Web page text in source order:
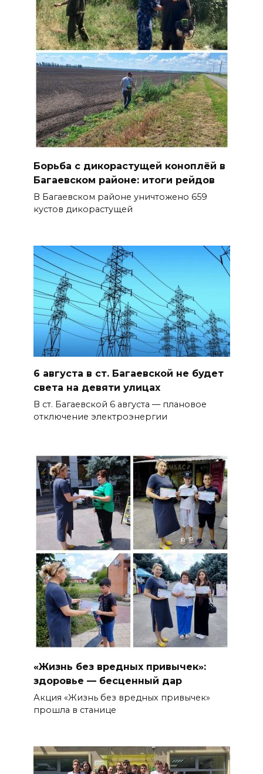
Борьба с дикорастущей коноплёй в
Багаевском районе: итоги рейдов
В Багаевском районе уничтожено 659
кустов дикорастущей
6 августа в ст. Багаевской не будет
света на девяти улицах
В ст. Багаевской 6 августа — плановое
отключение электроэнергии
«Жизнь без вредных привычек»:
здоровье — бесценный дар
Акция «Жизнь без вредных привычек»
прошла в станице